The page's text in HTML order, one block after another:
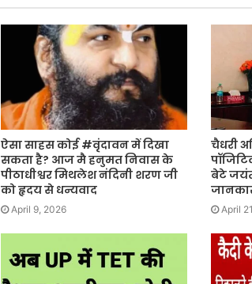
ऐसा साहस कोई #वृंदावन में दिखा
सकता है? आज मै हनुमत निवास के
पीठाधीश्वर मिथलेश नंदिनी शरण जी
को हृदय से धन्यवाद
April 9, 2026
चैधरी
बेटे
April